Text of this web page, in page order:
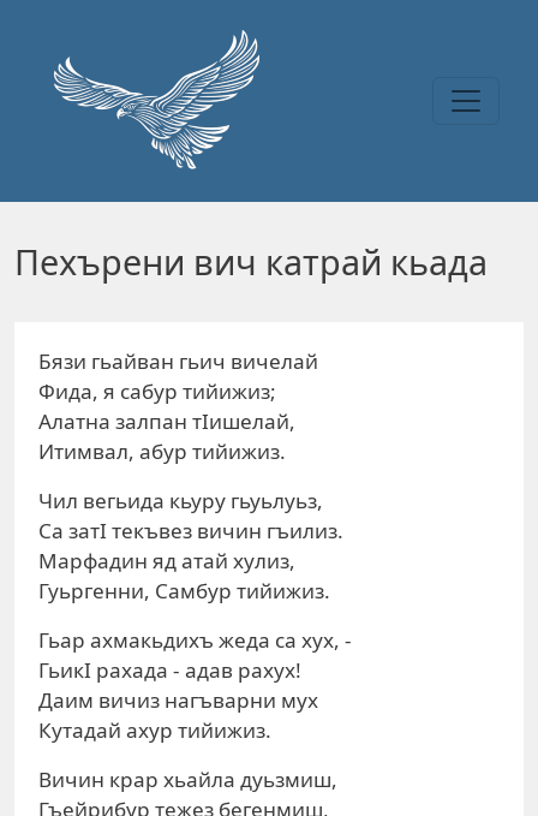
Пехърени вич катрай кьада
Бязи гьайван гьич вичелай
Фида, я сабур тийижиз;
Алатна залпан тIишелай,
Итимвал, абур тийижиз.
Чил вегьида кьуру гьуьлуьз,
Са затI текъвез вичин гъилиз.
Марфадин яд атай хулиз,
Гуьргенни, Самбур тийижиз.
Гьар ахмакьдихъ жеда са хух, -
ГьикI рахада - адав paxyx!
Даим вичиз нагъварни мух
Кутадай ахур тийижиз.
Вичин крар хьайла дуьзмиш,
Гъейрибур тежез бегенмиш,